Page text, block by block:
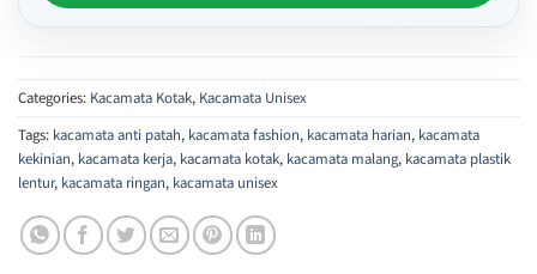
Categories: Kacamata Kotak, Kacamata Unisex
Tags: kacamata anti patah, kacamata fashion, kacamata harian, kacamata
kekinian, kacamata kerja, kacamata kotak, kacamata malang, kacamata plastik
lentur, kacamata ringan, kacamata unisex